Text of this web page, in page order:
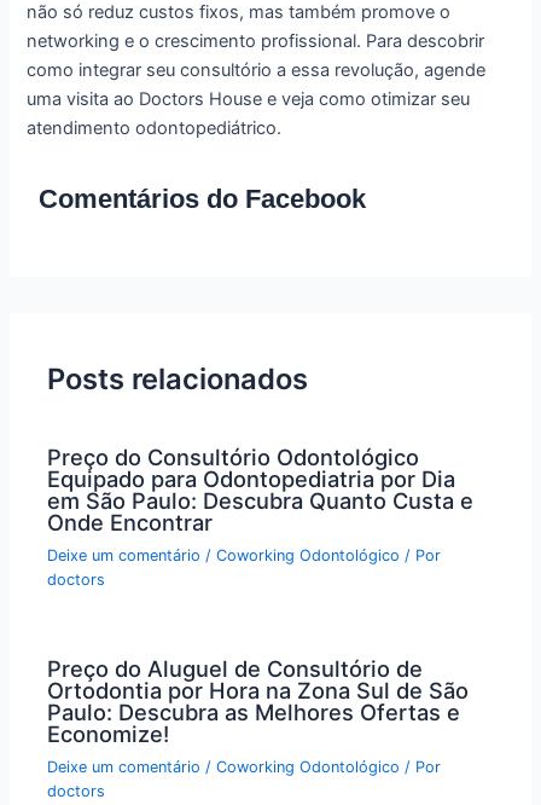
não só reduz custos fixos, mas também promove o
networking e o crescimento profissional. Para descobrir
como integrar seu consultório a essa revolução, agende
uma visita ao Doctors House e veja como otimizar seu
atendimento odontopediátrico.
Comentários do Facebook
Posts relacionados
Preço do Consultório Odontológico
Equipado para Odontopediatria por Dia
em São Paulo: Descubra Quanto Custa e
Onde Encontrar
Deixe um comentário /Coworking Odontológico / Por
doctors
Preço do Aluguel de Consultório de
Ortodontia por Hora na Zona Sul de São
Paulo: Descubra as Melhores Ofertas e
Economize!
Deixe um comentário /Coworking Odontológico / Por
doctors